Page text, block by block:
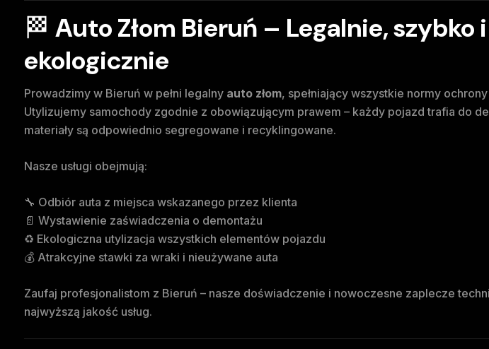
🏁 Auto Złom Bieruń – Legalnie, szybko i
ekologicznie
Prowadzimy w Bieruń w pełni legalny auto złom, spełniający wszystkie normy
Utylizujemy samochody zgodnie z obowiązującym prawem – każdy pojazd trafia do
materiały są odpowiednio segregowane i recyklingowane.
Nasze usługi obejmują:
🔧 Odbiór auta z miejsca wskazanego przez klienta
📄 Wystawienie zaświadczenia o demontażu
♻️ Ekologiczna utylizacja wszystkich elementów pojazdu
💰 Atrakcyjne stawki za wraki i nieużywane auta
Zaufaj profesjonalistom z Bieruń – nasze doświadczenie i nowoczesne zaplecze
najwyższą jakość usług.